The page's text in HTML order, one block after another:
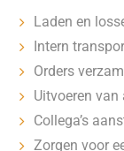
Laden en
Intern
Orders
Uitvoeren
Collega’s
Zorgen voor